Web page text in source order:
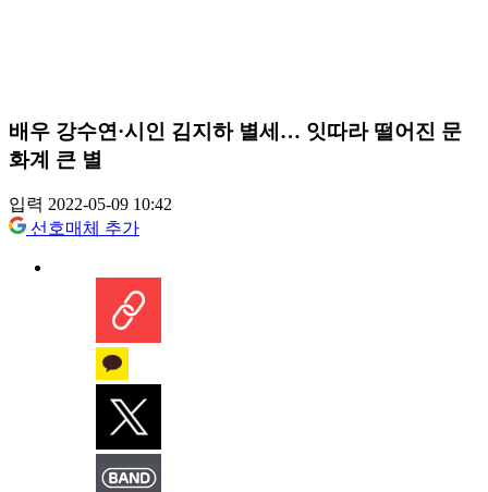
배우 강수연·시인 김지하 별세… 잇따라 떨어진 문
화계 큰 별
입력 2022-05-09 10:42
선호매체 추가